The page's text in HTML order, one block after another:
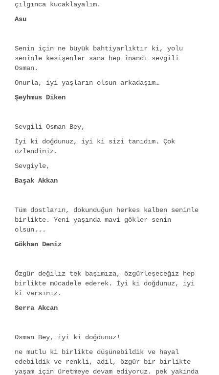
çılgınca kucaklayalım.
Asu
Senin için ne büyük bahtiyarlıktır ki, yolu
seninle kesişenler sana hep inandı sevgili
Osman.
Onurla, iyi yaşların olsun arkadaşım…
Şeyhmus Diken
Sevgili Osman Bey,
İyi ki doğdunuz, iyi ki sizi tanıdım. Çok
özlendiniz.
Sevgiyle,
Başak Akkan
Tüm dostların, dokunduğun herkes kalben seninle
birlikte. Yeni yaşında mavi gökler senin
olsun...
Gökhan Deniz
Özgür değiliz tek başımıza, özgürleşeceğiz hep
birlikte mücadele ederek. İyi ki doğdunuz, iyi
ki varsınız.
Serra Akcan
Osman Bey, iyi ki doğdunuz!
ne mutlu ki birlikte düşünebildik ve hayal
edebildik ve renkli, adil, özgür bir birlikte
yaşam için üretmeye devam ediyoruz. pek yakında